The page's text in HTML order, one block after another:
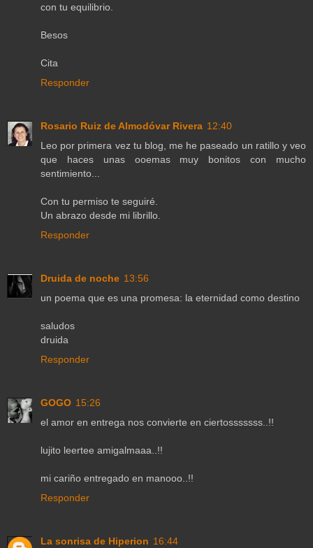
con tu equilibrio.
Besos
Cita
Responder
Rosario Ruiz de Almodóvar Rivera 12:40
Leo por primera vez tu blog, me he paseado un ratillo y veo
que haces unas ooemas muy bonitos con mucho
sentimiento...
Con tu permiso te seguiré.
Un abrazo desde mi librillo.
Responder
Druida de noche 13:56
un poema que es una promesa: la eternidad como destino
saludos
druida
Responder
GOGO 15:26
el amor en entrega nos convierte en ciertosssssss..!!
lujito leertee amigalmaaa..!!
mi cariño entregado en manooo..!!
Responder
La sonrisa de Hiperion 16:44